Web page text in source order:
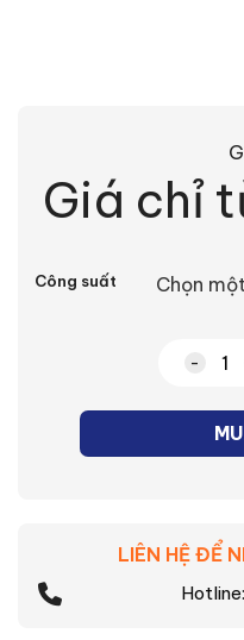
Giá chỉ
Công suất
Đèn
LIÊN HỆ ĐỂ
Hotline: